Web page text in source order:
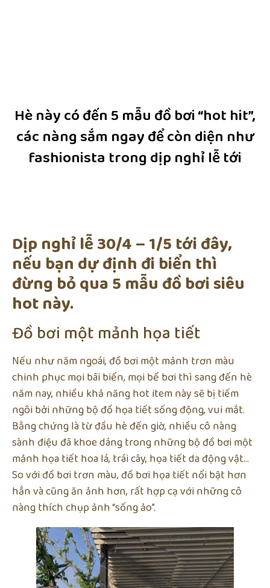
Hè này có đến 5 mẫu đồ bơi “hot hit”,
các nàng sắm ngay để còn diện như
fashionista trong dịp nghỉ lễ tới
Dịp nghỉ lễ 30/4 – 1/5 tới đây,
nếu bạn dự định đi biển thì
đừng bỏ qua 5 mẫu đồ bơi siêu
hot này.
Đồ bơi một mảnh họa tiết
Nếu như năm ngoái, đồ bơi một mảnh trơn màu
chinh phục mọi bãi biển, mọi bể bơi thì sang đến hè
năm nay, nhiều khả năng hot item này sẽ bị tiếm
ngôi bởi những bộ đồ họa tiết sống động, vui mắt.
Bằng chứng là từ đầu hè đến giờ, nhiều cô nàng
sành điệu đã khoe dáng trong những bộ đồ bơi một
mảnh họa tiết hoa lá, trái cây, họa tiết da động vật…
So với đồ bơi trơn màu, đồ bơi họa tiết nổi bật hơn
hẳn và cũng ăn ảnh hơn, rất hợp cạ với những cô
nàng thích chụp ảnh “sống ảo”.